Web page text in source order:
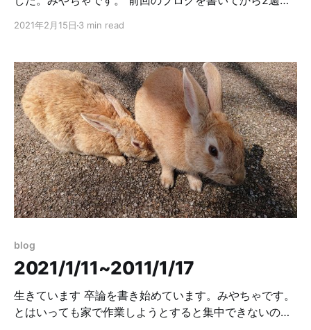
筆していました。なるべく東工大に通うようにしたり、
たりと環境整備にも頭を使うようにしていました。特に
印象に残っているのがマウントレーニアのハニーハグラ
テで、ハチミツの甘い香りが疲れた体と脳に染み渡りか
なり頑張れました。 1/24(月)にラボスとの面談があった
のですが、その時点での卒論のページ数が20ページでし
た。配布されたtexをそのままコンパイルしたときの枚数
が15ページで、弊研究室での完成時の卒論の枚数の目安
が30ページですから、かなり進捗状況が悪いです。1日2
ページ進めることを目標に執筆しながら、議論を書きや
すいように追加の実験をTSUBAMEに投げていました。
時間を減らすためにちゃんと寝ることと、卒論と息抜き
のインターネット以外のことは考えないようにすること
2021年2月15日 3 min read
blog
2021/1/11~2011/1/17
生きています 卒論を書き始めています。みやちゃです。
とはいっても家で作業しようとすると集中できないのは